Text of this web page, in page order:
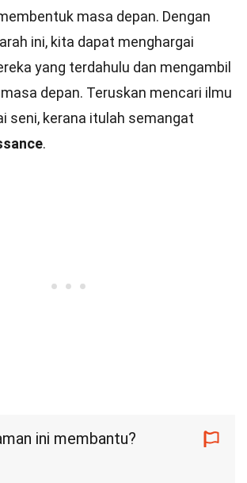
masa depan. Dengan
ini, kita dapat menghargai
yang terdahulu dan mengambil
depan. Teruskan mencari ilmu
seni, kerana itulah semangat
.
ini membantu?